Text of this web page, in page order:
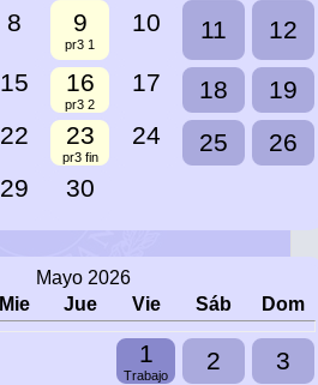
8 9
pr3 1
10 11
12
15 16
pr3 2
17 18
19
22 23
pr3 fin
24 25
26
29 30
Mayo 2026
Mie Jue Vie Sáb Dom
1
Trabajo
2
3